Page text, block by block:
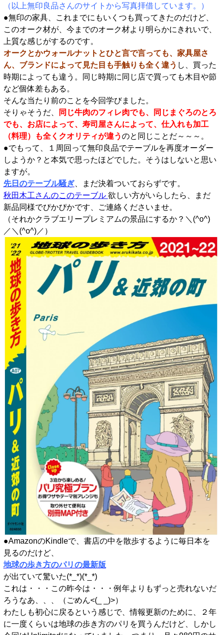
（以上無印良品さんのサイトから写真拝借しています。）
●無印の家具、これまでにもいくつも買ってきたのだけど、
このオーク材が、今までのオーク材より明らかにきれいで、
上質な感じがするのです。
オークとかウォールナットとひと言で言っても、家具屋さ
ん、ブランドによって見た目も手触りも全く違う し、買った
時期によっても違う。同じ時期に同じ店で買っても木目や節
など個体差もある。
そんな当たり前のことを今回学びました。
そりゃそうだ、
同じ牛肉のフィレ肉でも、同じまぐろのとろ
でも、お店によって、寿司屋さんによって、仕入れも加工
（料理）も全くクオリティが違うのと同じことだ～～～。
●でもって、１周回って無印良品でテーブルを再度オーダー
しようか？と本気で思ったほどでした。そうはしないと思い
ますが。
先日のテーブル騒ぎ、まだ決着ついておらずです。
秋田木工さんのこのテーブル 欲しい方がいらしたら、まだ
新品同様でぴかぴかです、ご連絡くださいませ。
（それかクラブエリープレミアムの景品にするか？＼(^o^)
／＼(^o^)／）
●AmazonのKindleで、書店の中を散歩するように毎日本を
見るのだけど、
地球の歩き方のパリの最新版
が出ていて驚いた(*_*)(*_*)
これは・・・この昨今は・・・例年よりもずっと売れないだ
ろうなあ、、、（ごめん<(_ _)>）
わたしも初心に戻るという感じで、情報更新のために、２年
に一度くらいは地球の歩き方のパリを買うんだけど、しかし